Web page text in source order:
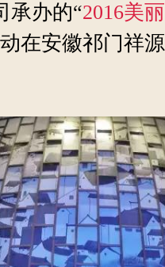
承办的“2016美
在安徽祁门祥